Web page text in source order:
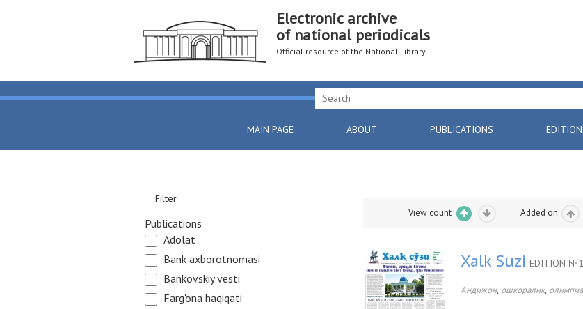
Electronic archive
of national periodicals
Official resource of the National Library
MAIN PAGE ABOUT PUBLICATIONS
View count Added on
Xalk Suzi EDITION
Андижон, ошкоралик,
Filter
Publications
Adolat
Bank axborotnomasi
Bankovskiy vesti
Farg'ona haqiqati